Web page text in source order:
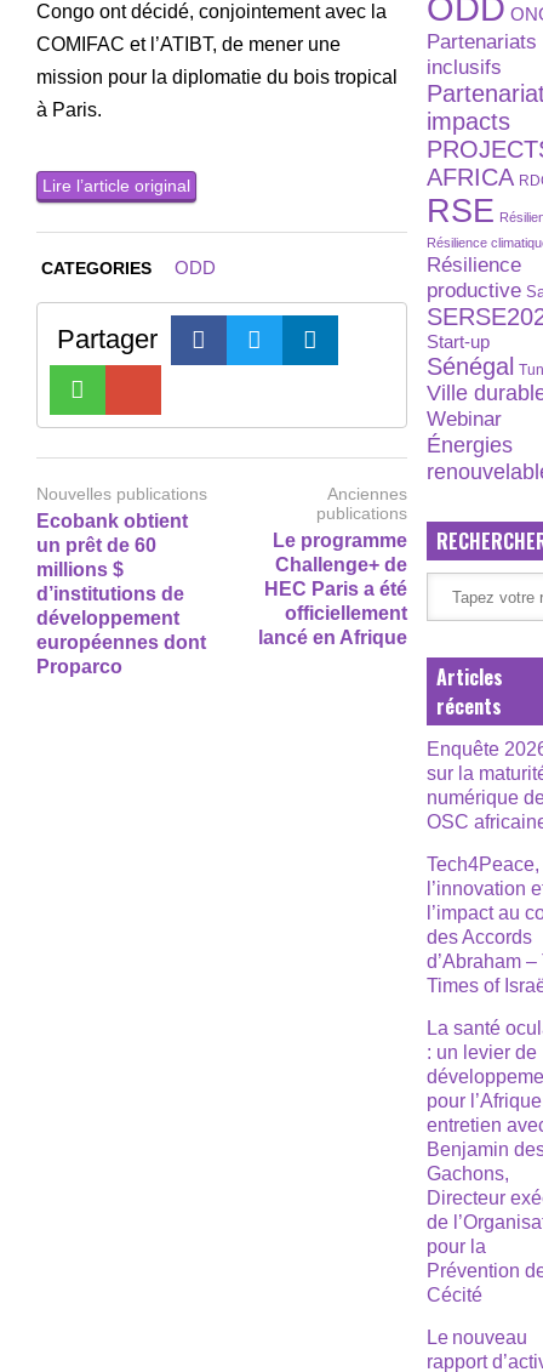
Congo ont décidé, conjointement avec la
COMIFAC et l’ATIBT, de mener une
mission pour la diplomatie du bois tropical
à Paris.
Lire l’article original
CATEGORIES ODD
Partager
Nouvelles publications
Ecobank obtient
un prêt de 60
millions $
d’institutions de
développement
européennes dont
Proparco
Anciennes
publications
Le programme
Challenge+ de
HEC Paris a été
officiellement
lancé en Afrique
Partenariats
inclusifs
impacts
AFRICA
RSE
Résilience
Résilience
productive
Start-up
Sénégal
Ville
Webinar
Énergies
Articles
récents
Enquête
sur la
numérique
OSC
Tech4Peace,
l’innovation
l’impact au
des Accords
d’Abraham –
Times of
La santé
: un levier de
pour
entretien
Benjamin
Gachons,
Directeur
de
pour la
Prévention
Cécité
Le nouveau
rapport